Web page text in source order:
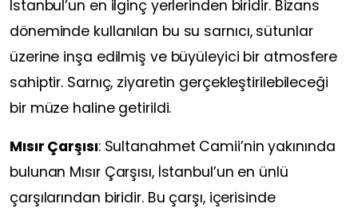
İstanbul’un en ilginç yerlerinden biridir. Bizans
döneminde kullanılan bu su sarnıcı, sütunlar
üzerine inşa edilmiş ve büyüleyici bir atmosfere
sahiptir. Sarnıç, ziyaretin gerçekleştirilebileceği
bir müze haline getirildi.
Mısır Çarşısı: Sultanahmet Camii’nin yakınında
bulunan Mısır Çarşısı, İstanbul’un en ünlü
çarşılarından biridir. Bu çarşı, içerisinde